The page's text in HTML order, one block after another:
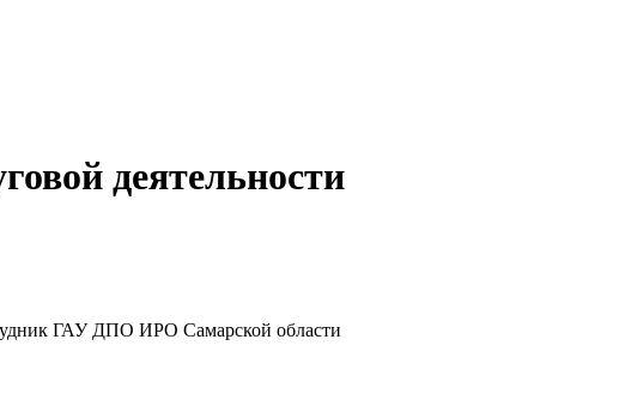
деятельности
ГАУ ДПО ИРО Самарской области